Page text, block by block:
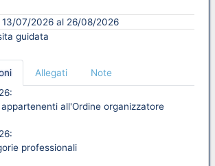
13/07/2026 al 26/08/2026
guidata
Allegati
Note
all'Ordine organizzatore
professionali